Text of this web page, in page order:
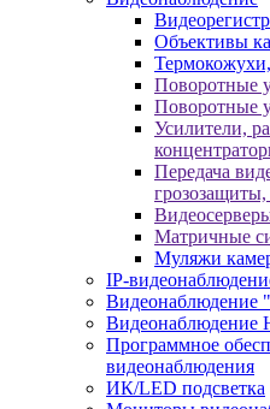
Объективы
Поворотные
Поворотные
Усилители,
Передача
Матричные
Муляжи
IP-
Видеонаблюдение
Видеонаблюдение
Программное
видеонаблюдения
ИК/LED подсветка